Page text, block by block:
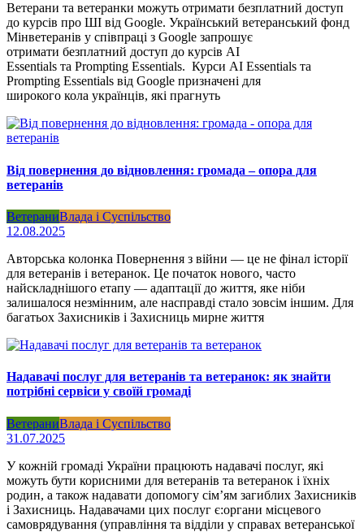
Ветерани та ветеранки можуть отримати безплатний доступ
до курсів про ШІ від Google. Український ветеранський фонд
Мінветеранів у співпраці з Google запрошує
отримати безплатний доступ до курсів AI
Essentials та Prompting Essentials. Курси AI Essentials та
Prompting Essentials від Google призначені для
широкого кола українців, які прагнуть
Від повернення до відновлення: громада – опора для
ветеранів
ВетераниВлада і Суспільство
12.08.2025
Авторська колонка Повернення з війни — це не фінал історії
для ветеранів і ветеранок. Це початок нового, часто
найскладнішого етапу — адаптації до життя, яке ніби
залишалося незмінним, але насправді стало зовсім іншим. Для
багатьох Захисників і Захисниць мирне життя
Надавачі послуг для ветеранів та ветеранок: як знайти
потрібні сервіси у своїй громаді
ВетераниВлада і Суспільство
31.07.2025
У кожній громаді України працюють надавачі послуг, які
можуть бути корисними для ветеранів та ветеранок і їхніх
родин, а також надавати допомогу сім’ям загиблих Захисників
і Захисниць. Надавачами цих послуг є:органи місцевого
самоврядування (управління та відділи у справах ветеранської